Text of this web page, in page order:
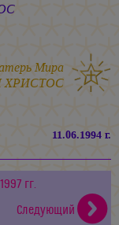
Мира
ХРИСТОС
11.06.1994 г.
гг.
Следующий